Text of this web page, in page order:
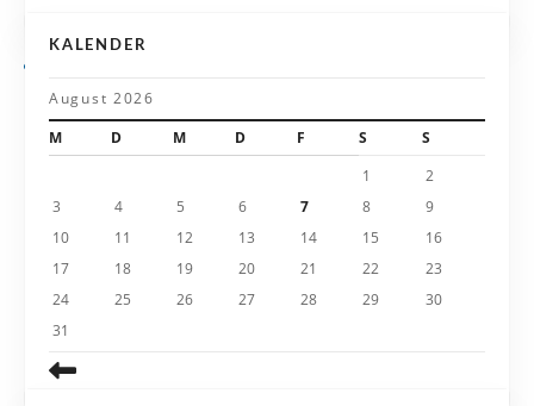
a
KALENDER
August 2026
M
D M D F S
S
1
2
3
4 5 6 7 8
9
10
11 12 13 14 15
16
17
18 19 20 21 22
23
24
25 26 27 28 29
30
31